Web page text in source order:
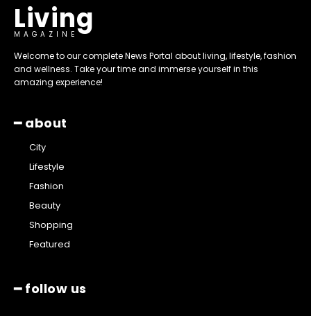
Living
MAGAZINE
Welcome to our complete News Portal about living, lifestyle, fashion
and wellness. Take your time and immerse yourself in this
amazing experience!
━ about
City
Lifestyle
Fashion
Beauty
Shopping
Featured
━ follow us